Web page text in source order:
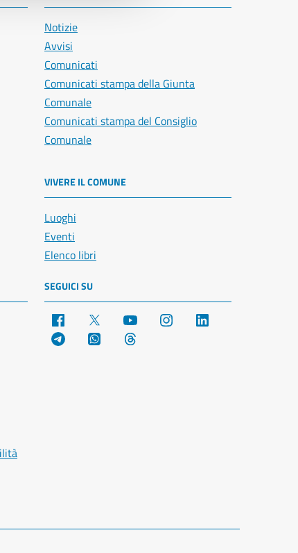
Notizie
Avvisi
Comunicati
Comunicati stampa della Giunta
Comunale
Comunicati stampa del Consiglio
Comunale
VIVERE IL COMUNE
Luoghi
Eventi
Elenco libri
SEGUICI SU
Facebook YouTube Instagram
Telegram WhatsApp